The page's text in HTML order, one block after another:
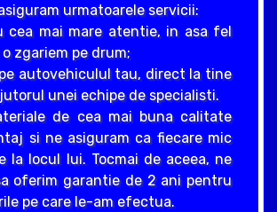
urmatoarele servicii:
cea mai mare atentie, in asa fel
zgariem pe drum;
autovehiculul tau, direct la tine
unei echipe de specialisti.
de cea mai buna calitate
si ne asiguram ca fiecare mic
la locul lui. Tocmai de aceea, ne
oferim garantie de 2 ani pentru
pe care le-am efectua.